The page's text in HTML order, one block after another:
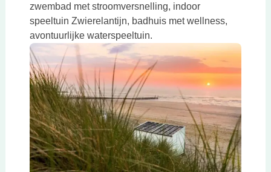
zwembad met stroomversnelling, indoor
speeltuin Zwierelantijn, badhuis met wellness,
avontuurlijke waterspeeltuin.